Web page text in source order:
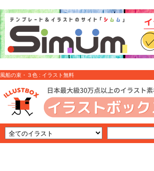
風船の束・３色 : イラスト無料